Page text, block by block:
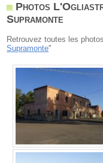
Photos
Supramonte
Retrouvez toutes les
Supramonte"